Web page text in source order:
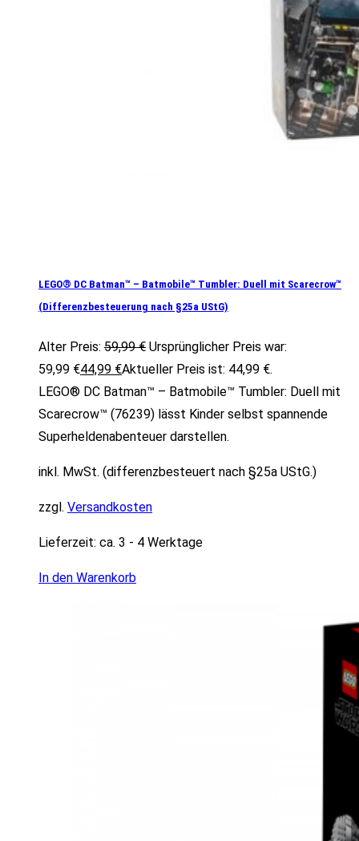
LEGO® DC Batman™ – Batmobile™ Tumbler: Duell mit Scarecrow™
(Differenzbesteuerung nach §25a UStG)
Alter Preis: 59,99€ Ursprünglicher Preis war:
59,99 €44,99 €Aktueller Preis ist: 44,99 €.
LEGO® DC Batman™ – Batmobile™ Tumbler: Duell mit
Scarecrow™ (76239) lässt Kinder selbst spannende
Superheldenabenteuer darstellen.
inkl. MwSt. (differenzbesteuert nach §25a UStG.)
zzgl. Versandkosten
Lieferzeit: ca. 3 - 4 Werktage
In den Warenkorb